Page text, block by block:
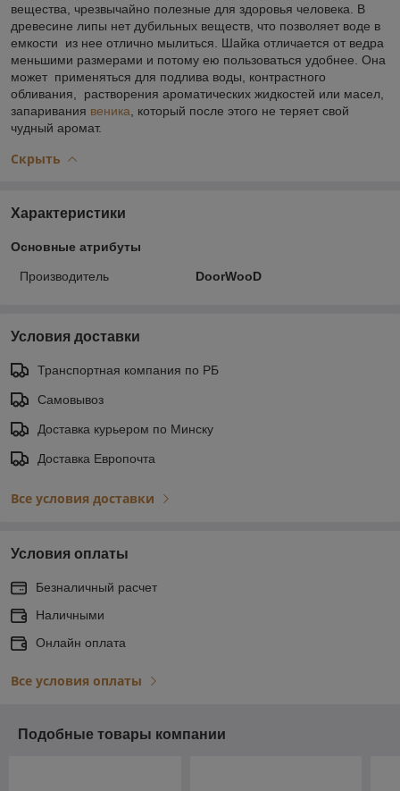
вещества, чрезвычайно полезные для здоровья человека. В
древесине липы нет дубильных веществ, что позволяет воде в
емкости из нее отлично мылиться. Шайка отличается от ведра
меньшими размерами и потому ею пользоваться удобнее. Она
может применяться для подлива воды, контрастного
обливания, растворения ароматических жидкостей или масел,
запаривания веника , который после этого не теряет свой
чудный аромат.
Скрыть
Характеристики
Основные атрибуты
Производитель DoorWooD
Условия доставки
Транспортная компания по РБ
Самовывоз
Доставка курьером по Минску
Доставка Европочта
Все условия доставки
Условия оплаты
Безналичный расчет
Наличными
Онлайн оплата
Все условия оплаты
Подобные товары компании